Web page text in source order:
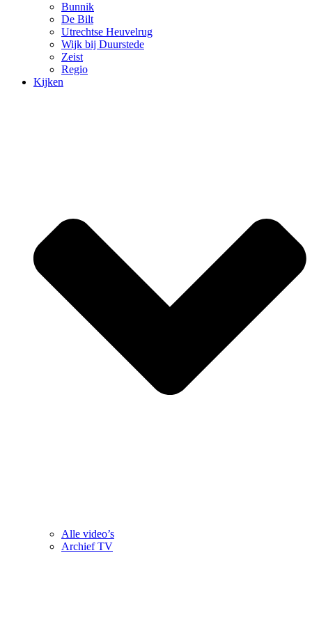
Bunnik
De Bilt
Utrechtse Heuvelrug
Wijk bij Duurstede
Zeist
Regio
Kijken
Alle video’s
Archief TV